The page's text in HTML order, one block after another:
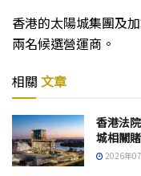
香港的太陽城集團及
兩名候選營運商。
相關 文章
香港法
城相關
2026年